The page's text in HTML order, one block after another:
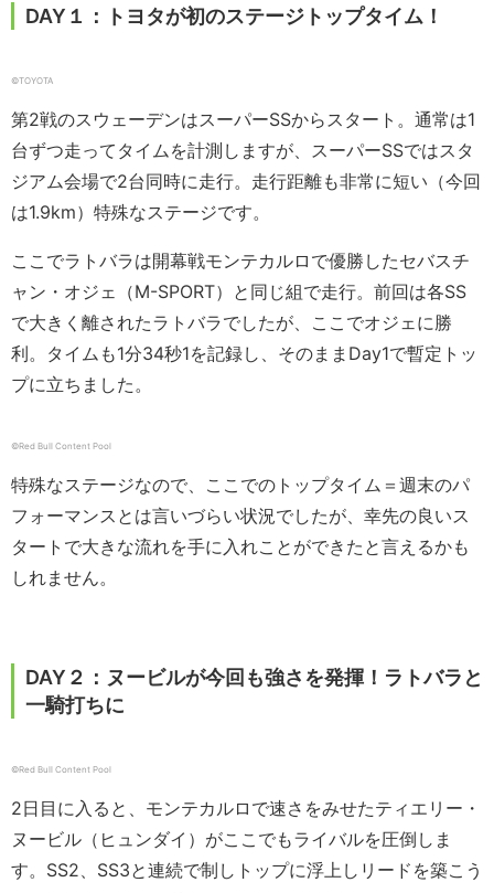
DAY１：トヨタが初のステージトップタイム！
©︎TOYOTA
第2戦のスウェーデンはスーパーSSからスタート。通常は1
台ずつ走ってタイムを計測しますが、スーパーSSではスタ
ジアム会場で2台同時に走行。走行距離も非常に短い（今回
は1.9km）特殊なステージです。
ここでラトバラは開幕戦モンテカルロで優勝したセバスチ
ャン・オジェ（M-SPORT）と同じ組で走行。前回は各SS
で大きく離されたラトバラでしたが、ここでオジェに勝
利。タイムも1分34秒1を記録し、そのままDay1で暫定トッ
プに立ちました。
©︎Red Bull Content Pool
特殊なステージなので、ここでのトップタイム＝週末のパ
フォーマンスとは言いづらい状況でしたが、幸先の良いス
タートで大きな流れを手に入れことができたと言えるかも
しれません。
DAY２：ヌービルが今回も強さを発揮！ラトバラと
一騎打ちに
©︎Red Bull Content Pool
2日目に入ると、モンテカルロで速さをみせたティエリー・
ヌービル（ヒュンダイ）がここでもライバルを圧倒しま
す。SS2、SS3と連続で制しトップに浮上しリードを築こう